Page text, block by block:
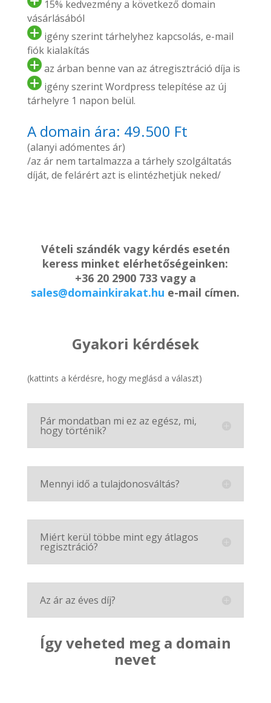
15% kedvezmény a következő domain
vásárlásából
igény szerint tárhelyhez kapcsolás, e-mail
fiók kialakítás
az árban benne van az átregisztráció díja is
igény szerint Wordpress telepítése az új
tárhelyre 1 napon belül.
A domain ára: 49.500 Ft
(alanyi adómentes ár)
/az ár nem tartalmazza a tárhely szolgáltatás
díját, de felárért azt is elintézhetjük neked/
Vételi szándék vagy kérdés esetén
keress minket elérhetőségeinken:
+36 20 2900 733 vagy a
sales@domainkirakat.hu e-mail címen.
Gyakori kérdések
(kattints a kérdésre, hogy meglásd a választ)
Pár mondatban mi ez az egész, mi,
hogy történik?
Mennyi idő a tulajdonosváltás?
Miért kerül többe mint egy átlagos
regisztráció?
Az ár az éves díj?
Így veheted meg a domain
nevet